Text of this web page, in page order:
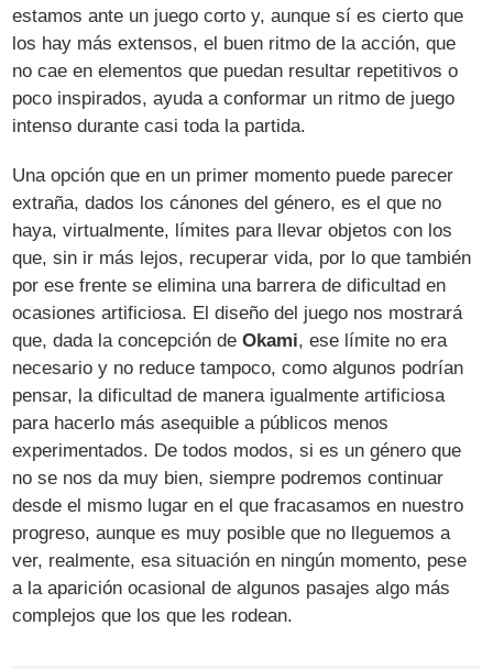
estamos ante un juego corto y, aunque sí es cierto que
los hay más extensos, el buen ritmo de la acción, que
no cae en elementos que puedan resultar repetitivos o
poco inspirados, ayuda a conformar un ritmo de juego
intenso durante casi toda la partida.
Una opción que en un primer momento puede parecer
extraña, dados los cánones del género, es el que no
haya, virtualmente, límites para llevar objetos con los
que, sin ir más lejos, recuperar vida, por lo que también
por ese frente se elimina una barrera de dificultad en
ocasiones artificiosa. El diseño del juego nos mostrará
que, dada la concepción deOkami, ese límite no era
necesario y no reduce tampoco, como algunos podrían
pensar, la dificultad de manera igualmente artificiosa
para hacerlo más asequible a públicos menos
experimentados. De todos modos, si es un género que
no se nos da muy bien, siempre podremos continuar
desde el mismo lugar en el que fracasamos en nuestro
progreso, aunque es muy posible que no lleguemos a
ver, realmente, esa situación en ningún momento, pese
a la aparición ocasional de algunos pasajes algo más
complejos que los que les rodean.